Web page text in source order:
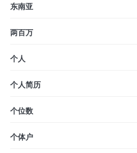
东南亚
两百万
个人
个人简历
个位数
个体户